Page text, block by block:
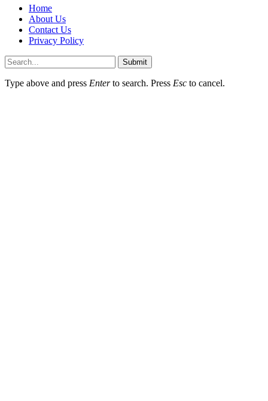
Home
About Us
Contact Us
Privacy Policy
Submit
Type above and press Enterto search. Press Esc to cancel.